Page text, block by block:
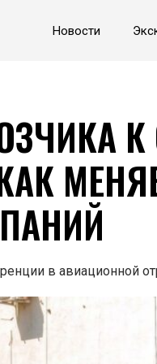
Новости
в авиационной